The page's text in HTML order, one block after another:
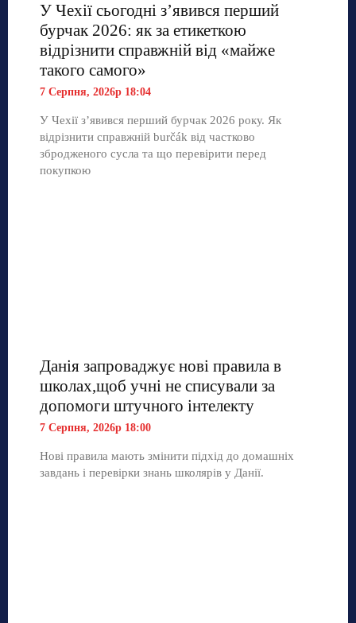
У Чехії сьогодні з’явився перший
бурчак 2026: як за етикеткою
відрізнити справжній від «майже
такого самого»
7 Серпня, 2026р 18:04
У Чехії з’явився перший бурчак 2026 року. Як
відрізнити справжній burčák від частково
збродженого сусла та що перевірити перед
покупкою
Данія запроваджує нові правила в
школах,щоб учні не списували за
допомоги штучного інтелекту
7 Серпня, 2026р 18:00
Нові правила мають змінити підхід до домашніх
завдань і перевірки знань школярів у Данії.